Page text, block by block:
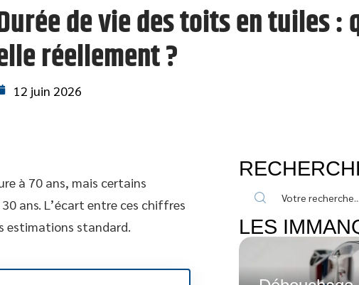
de vie des toits en tuiles :
réellement ?
12 juin 2026
à 70 ans, mais certains
ans. L’écart entre ces chiffres
estimations standard.
LES